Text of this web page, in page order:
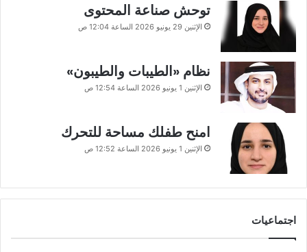
توحش صناعة المحتوى
الإثنين 29 يونيو 2026 الساعة 12:04 ص
نظام «الطيبات والطيبون»
الإثنين 1 يونيو 2026 الساعة 12:54 ص
امنح طفلك مساحة للتحرك
الإثنين 1 يونيو 2026 الساعة 12:52 ص
اجتماعيات